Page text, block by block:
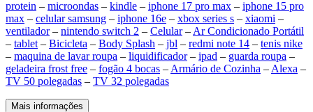
protein – microondas – kindle – iphone 17 pro max – iphone 15 pro
max – celular samsung – iphone 16e – xbox series s – xiaomi –
ventilador– nintendo switch 2 – Celular– Ar Condicionado Portátil
– tablet – Bicicleta – Body Splash – jbl – redmi note 14 – tenis nike
– maquina de lavar roupa – liquidificador– ipad – guarda roupa –
geladeira frost free – fogão 4 bocas – Armário de Cozinha – Alexa –
TV 50 polegadas – TV 32 polegadas
Mais informações